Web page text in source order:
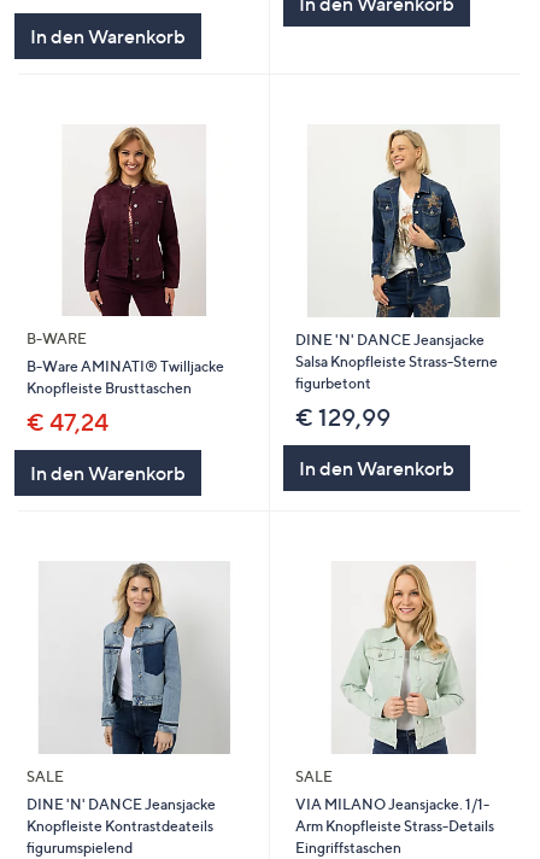
In den Warenkorb
B-WARE
B-Ware AMINATI® Twilljacke
Knopfleiste Brusttaschen
€ 47,24
In den Warenkorb
DINE 'N' DANCE Jeansjacke
Salsa Knopfleiste Strass-Sterne
figurbetont
€ 129,99
In den Warenkorb
SALE
DINE 'N' DANCE Jeansjacke
Knopfleiste Kontrastdeateils
figurumspielend
SALE
VIA MILANO Jeansjacke. 1/1-
Arm Knopfleiste Strass-Details
Eingriffstaschen